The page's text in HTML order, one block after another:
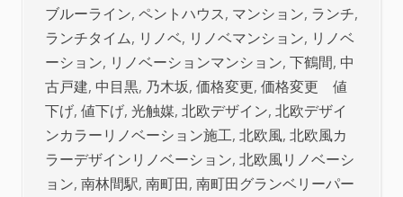
ブルーライン, ペントハウス, マンション, ランチ,
ランチタイム, リノベ, リノベマンション, リノベ
ーション, リノベーションマンション, 下鶴間, 中
古戸建, 中目黒, 乃木坂, 価格変更, 価格変更 値
下げ, 値下げ, 光触媒, 北欧デザイン, 北欧デザイ
ンカラーリノベーション施工, 北欧風, 北欧風カ
ラーデザインリノベーション, 北欧風リノベーシ
ョン, 南林間駅, 南町田, 南町田グランベリーパー